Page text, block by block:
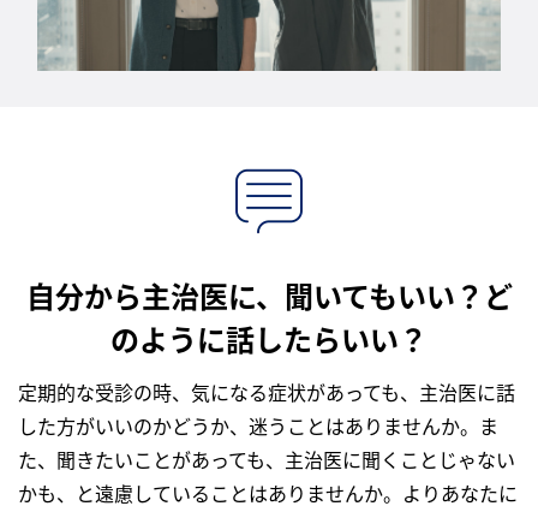
自分から主治医に、聞いてもいい？ど
のように話したらいい？
定期的な受診の時、気になる症状があっても、主治医に話
した方がいいのかどうか、迷うことはありませんか。ま
た、聞きたいことがあっても、主治医に聞くことじゃない
かも、と遠慮していることはありませんか。よりあなたに